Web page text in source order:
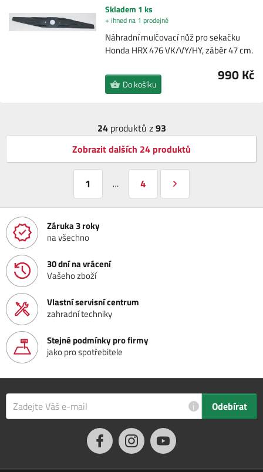
Skladem 1 ks
+ ihned na 1 prodejně
Náhradní mulčovací nůž pro sekačku
Honda HRX 476 VK/VY/HY, záběr 47 cm.
990 Kč
Do košíku
24produktů z93
Zobrazit dalších 24 produktů
1 … 4
Záruka 3 roky
na všechno
30 dní na vrácení
Vašeho zboží
Vlastní servisní centrum
zahradní techniky
Stejné podmínky pro firmy
jako pro spotřebitele
i Odebírat